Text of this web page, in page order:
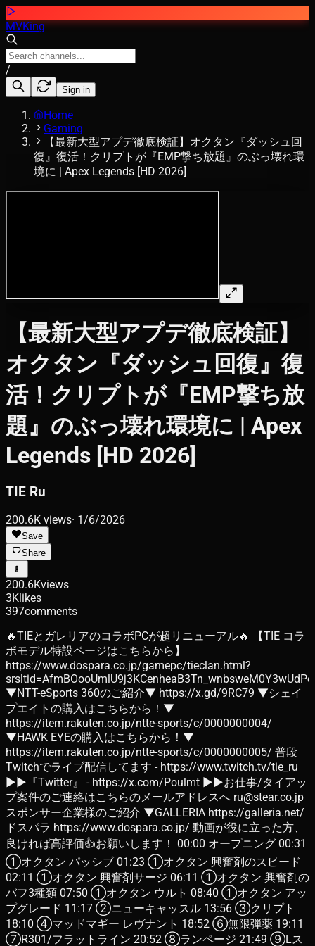
MVKing
/
Sign in
Home
Gaming
【最新大型アプデ徹底検証】オクタン『ダッシュ回
復』復活！クリプトが『EMP撃ち放題』のぶっ壊れ環
境に | Apex Legends [HD 2026]
【最新大型アプデ徹底検証】
オクタン『ダッシュ回復』復
活！クリプトが『EMP撃ち放
題』のぶっ壊れ環境に | Apex
Legends [HD 2026]
TIE Ru
200.6K views· 1/6/2026
Save
Share
200.6Kviews
3Klikes
397comments
🔥TIEとガレリアのコラボPCが超リニューアル🔥 【TIE コラ
ボモデル特設ページはこちらから】
https://www.dospara.co.jp/gamepc/tieclan.html?
▼NTT-eSports 360のご紹介▼ https://x.gd/9RC79 ▼シェイ
プエイトの購入はこちらから！▼
https://item.rakuten.co.jp/ntte-sports/c/0000000004/
▼HAWK EYEの購入はこちらから！▼
https://item.rakuten.co.jp/ntte-sports/c/0000000005/ 普段
Twitchでライブ配信してます - https://www.twitch.tv/tie_ru
►►『Twitter』 - https://x.com/Poulmt ►►お仕事/タイアッ
プ案件のご連絡はこちらのメールアドレスへ ru@stear.co.jp
スポンサー企業様のご紹介 ▼GALLERIA https://galleria.net/
ドスパラ https://www.dospara.co.jp/ 動画が役に立った方、
良ければ高評価👍お願いします！ 00:00 オープニング 00:31
①オクタン パッシブ 01:23 ①オクタン 興奮剤のスピード
02:11 ①オクタン 興奮剤サージ 06:11 ①オクタン 興奮剤の
バフ3種類 07:50 ①オクタン ウルト 08:40 ①オクタン アッ
プグレード 11:17 ②ニューキャッスル 13:56 ③クリプト
18:10 ④マッドマギー レヴナント 18:52 ⑥無限弾薬 19:11
⑦R301/フラットライン 20:52 ⑧ランページ 21:49 ⑨Lス